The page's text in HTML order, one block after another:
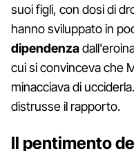
suoi figli, con dosi di
hanno sviluppato in
dipendenza
cui si convinceva che
minacciava di
distrusse il rapporto.
Il pentimento